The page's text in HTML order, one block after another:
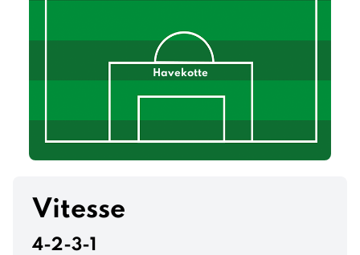
Havekotte
Vitesse
4-2-3-1